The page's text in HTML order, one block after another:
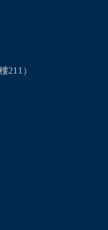
211）